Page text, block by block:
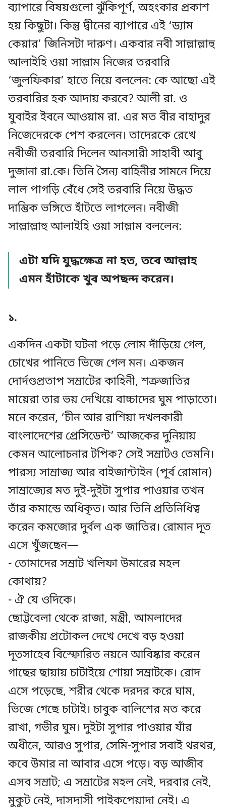
ব্যাপারে বিষয়গুলো ঝুঁকিপূর্ণ, অহংকার প্রকাশ
হয় কিছুটা। কিন্তু দ্বীনের ব্যাপারে এই ‘ড্যাম
কেয়ার’ জিনিসটা দারুণ। একবার নবী সাল্লাল্লাহু
আলাইহি ওয়া সাল্লাম নিজের তরবারি
‘জুলফিকার’ হাতে নিয়ে বললেন: কে আছো এই
তরবারির হক আদায় করবে? আলী রা. ও
যুবাইর ইবনে আওয়াম রা. এর মত বীর বাহাদুর
নিজেদেরকে পেশ করলেন। তাদেরকে রেখে
নবীজী তরবারি দিলেন আনসারী সাহাবী আবু
দুজানা রা.কে। তিনি সৈন্য বাহিনীর সামনে দিয়ে
লাল পাগড়ি বেঁধে সেই তরবারি নিয়ে উদ্ধত
দাম্ভিক ভঙ্গিতে হাঁটতে লাগলেন। নবীজী
সাল্লাল্লাহু আলাইহি ওয়া সাল্লাম বললেন:
এটা যদি যুদ্ধক্ষেত্র না হত, তবে আল্লাহ
এমন হাঁটাকে খুব অপছন্দ করেন।
১.
একদিন একটা ঘটনা পড়ে লোম দাঁড়িয়ে গেল,
চোখের পানিতে ভিজে গেল মন। একজন
দোর্দণ্ডপ্রতাপ সম্রাটের কাহিনী, শত্রুজাতির
মায়েরা তার ভয় দেখিয়ে বাচ্চাদের ঘুম পাড়াতো।
মনে করেন, ‘চীন আর রাশিয়া দখলকারী
বাংলাদেশের প্রেসিডেন্ট’ আজকের দুনিয়ায়
কেমন আলোচনার টপিক? সেই সম্রাটও তেমনি।
পারস্য সাম্রাজ্য আর বাইজান্টাইন (পূর্ব রোমান)
সাম্রাজ্যের মত দুই-দুইটা সুপার পাওয়ার তখন
তাঁর কমান্ডে অধিকৃত। আর তিনি প্রতিনিধিত্ব
করেন কমজোর দুর্বল এক জাতির। রোমান দূত
এসে খুঁজছেন—
- তোমাদের সম্রাট খলিফা উমারের মহল
কোথায়?
- ঐ যে ওদিকে।
ছোট্টবেলা থেকে রাজা, মন্ত্রী, আমলাদের
রাজকীয় প্রটোকল দেখে দেখে বড় হওয়া
দূতসাহেব বিস্ফোরিত নয়নে আবিষ্কার করেন
গাছের ছায়ায় চাটাইয়ে শোয়া সম্রাটকে। রোদ
এসে পড়েছে, শরীর থেকে দরদর করে ঘাম,
ভিজে গেছে চাটাই। চাবুক বালিশের মত করে
রাখা, গভীর ঘুম। দুইটা সুপার পাওয়ার যাঁর
অধীনে, আরও সুপার, সেমি-সুপার সবাই থরথর,
কবে উমার না আবার এসে পড়ে। বড় আজীব
এসব সম্রাট; এ সম্রাটের মহল নেই, দরবার নেই,
মুকুট নেই, দাসদাসী পাইকপেয়াদা নেই। এ